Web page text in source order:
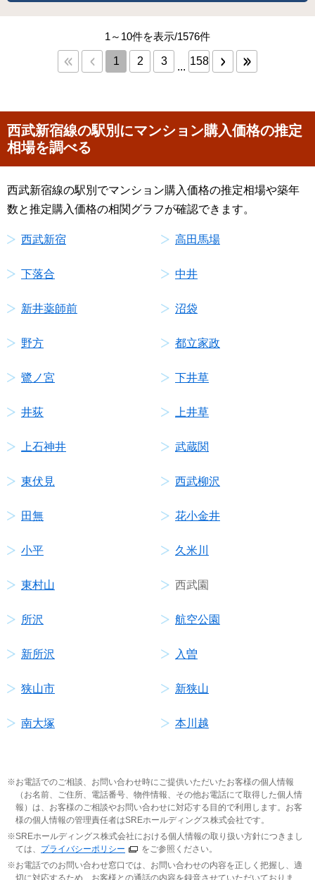
1～10件を表示/1576件
1 2 3 ... 158
西武新宿線の駅別にマンション購入価格の推定
相場を調べる
西武新宿線の駅別でマンション購入価格の推定相場や築年
数と推定購入価格の相関グラフが確認できます。
西武新宿 高田馬場
下落合 中井
新井薬師前 沼袋
野方 都立家政
鷺ノ宮 下井草
井荻 上井草
上石神井 武蔵関
東伏見 西武柳沢
田無 花小金井
小平 久米川
東村山 西武園
所沢 航空公園
新所沢 入曽
狭山市 新狭山
南大塚 本川越
お電話でのご相談、お問い合わせ時にご提供いただいたお客様の個人情報
（お名前、ご住所、電話番号、物件情報、その他お電話にて取得した個人情
報）は、お客様のご相談やお問い合わせに対応する目的で利用します。お客
様の個人情報の管理責任者はSREホールディングス株式会社です。
SREホールディングス株式会社における個人情報の取り扱い方針につきまし
ては、 プライバシーポリシー
をご参照ください。
お電話でのお問い合わせ窓口では、お問い合わせの内容を正しく把握し、適
切に対応するため、お客様との通話の内容を録音させていただいておりま